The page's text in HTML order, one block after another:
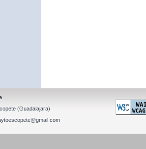
(Guadalajara)